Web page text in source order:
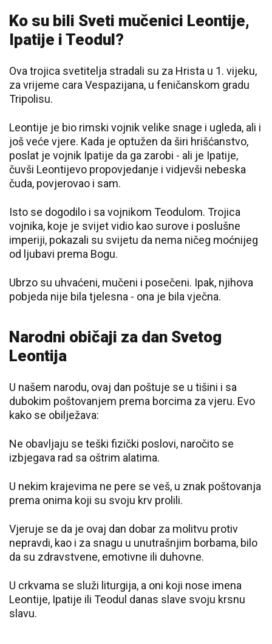
Ko su bili Sveti mučenici Leontije,
Ipatije i Teodul?
Ova trojica svetitelja stradali su za Hrista u 1. vijeku,
za vrijeme cara Vespazijana, u feničanskom gradu
Tripolisu.
Leontije je bio rimski vojnik velike snage i ugleda, ali i
još veće vjere. Kada je optužen da širi hrišćanstvo,
poslat je vojnik Ipatije da ga zarobi - ali je Ipatije,
čuvši Leontijevo propovjedanje i vidjevši nebeska
čuda, povjerovao i sam.
Isto se dogodilo i sa vojnikom Teodulom. Trojica
vojnika, koje je svijet vidio kao surove i poslušne
imperiji, pokazali su svijetu da nema ničeg moćnijeg
od ljubavi prema Bogu.
Ubrzo su uhvaćeni, mučeni i posečeni. Ipak, njihova
pobjeda nije bila tjelesna - ona je bila vječna.
Narodni običaji za dan Svetog
Leontija
U našem narodu, ovaj dan poštuje se u tišini i sa
dubokim poštovanjem prema borcima za vjeru. Evo
kako se obilježava:
Ne obavljaju se teški fizički poslovi, naročito se
izbjegava rad sa oštrim alatima.
U nekim krajevima ne pere se veš, u znak poštovanja
prema onima koji su svoju krv prolili.
Vjeruje se da je ovaj dan dobar za molitvu protiv
nepravdi, kao i za snagu u unutrašnjim borbama, bilo
da su zdravstvene, emotivne ili duhovne.
U crkvama se služi liturgija, a oni koji nose imena
Leontije, Ipatije ili Teodul danas slave svoju krsnu
slavu.